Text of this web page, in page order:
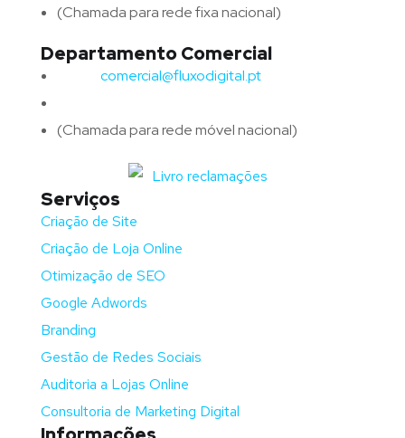
(Chamada para rede fixa nacional)
Departamento Comercial
comercial@fluxodigital.pt
(Chamada para rede móvel nacional)
Serviços
Criação de Site
Criação de Loja Online
Otimização de SEO
Google Adwords
Branding
Gestão de Redes Sociais
Auditoria a Lojas Online
Consultoria de Marketing Digital